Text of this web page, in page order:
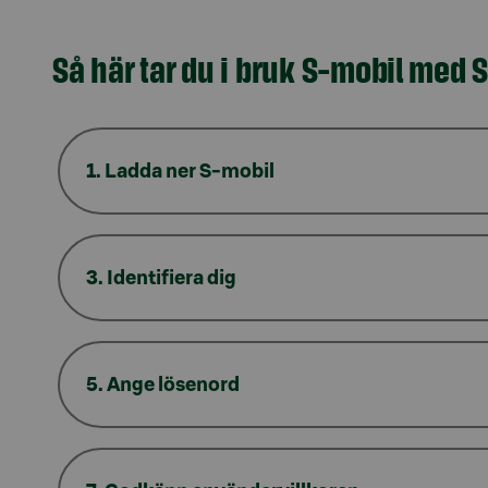
Model.AnchorLinkTargetDescription #s-
Så här tar du i bruk S-mobil med
1. Ladda ner S-mobil
3. Identifiera dig
5. Ange lösenord